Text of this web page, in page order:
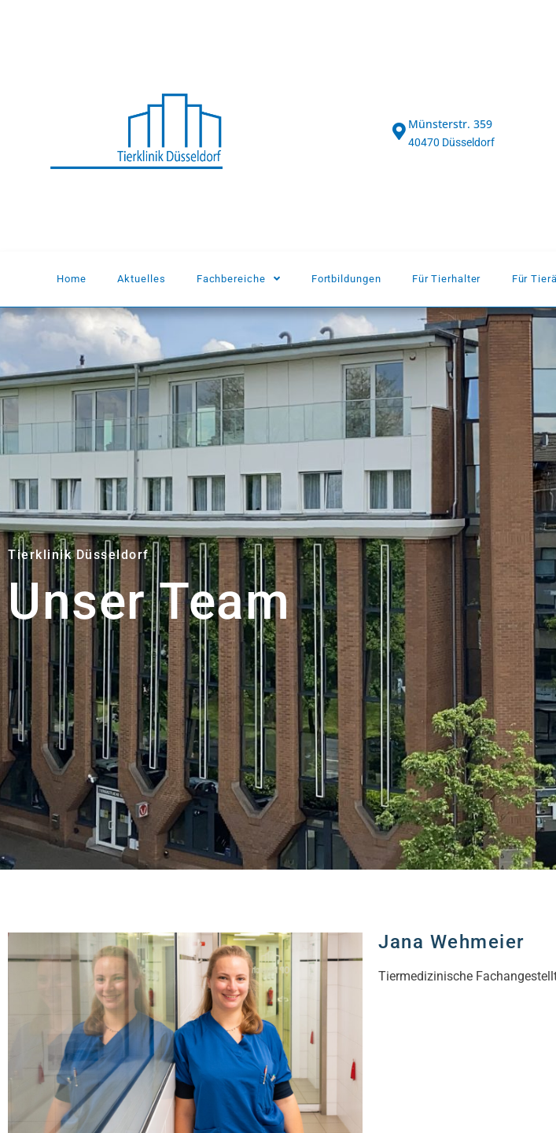
Münsterstr. 359
40470 Düsseldorf
Home Aktuelles Fachbereiche Fortbildungen Für Tierhalter Für
Tierklinik Düsseldorf
Unser Team
Jana Wehmeier
Tiermedizinische